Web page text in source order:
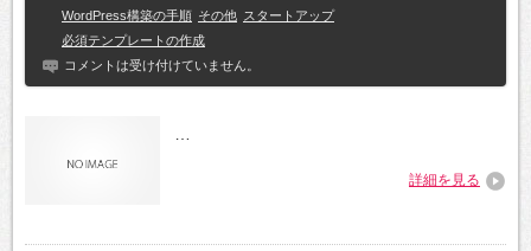
WordPress構築の手順 その他 スタートアップ
必須テンプレートの作成
コメントは受け付けていません。
詳細を見る